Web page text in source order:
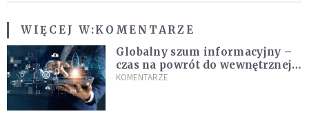
WIĘCEJ W:KOMENTARZE
Globalny szum informacyjny –
czas na powrót do wewnętrznej
prawdy
KOMENTARZE